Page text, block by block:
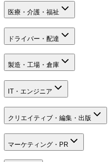
医療・介護・福祉
ドライバー・配達
製造・工場・倉庫
IT・エンジニア
クリエイティブ・編集・出版
マーケティング・PR